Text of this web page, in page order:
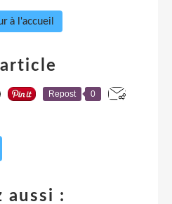
à l'accueil
Repost 0
aussi :